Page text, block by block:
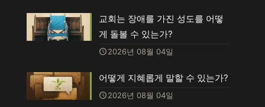
교회는 장애를 가진 성도를 어떻
게 돌볼 수 있는가?
2026년 08월 04일
어떻게 지혜롭게 말할 수 있는가?
2026년 08월 04일